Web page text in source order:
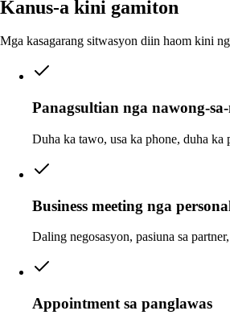
Kanus-a kini gamiton
Mga kasagarang sitwasyon diin haom kini
Panagsultian nga nawong-
Duha ka tawo, usa ka phone, duha
Business meeting nga
Daling negosasyon, pasiuna sa
Appointment sa panglawas